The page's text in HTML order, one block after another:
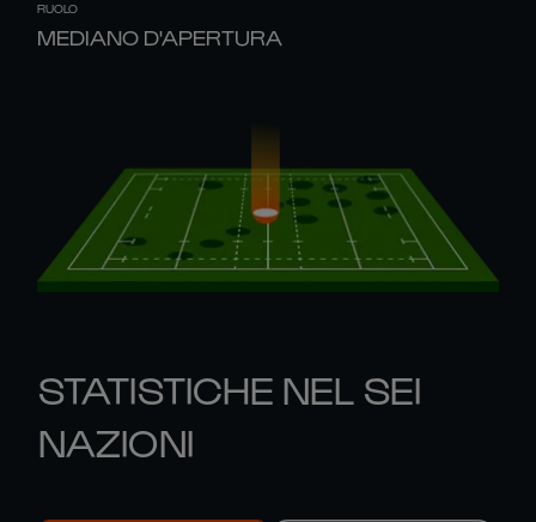
RUOLO
MEDIANO D'APERTURA
STATISTICHE NEL SEI
NAZIONI